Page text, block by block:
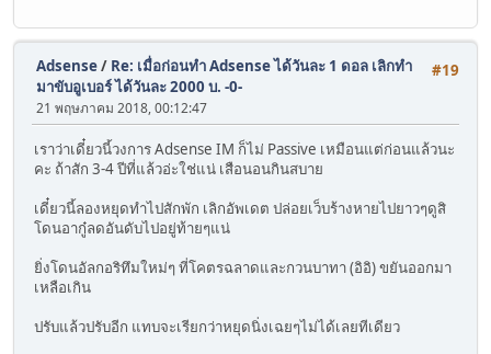
#19
Adsense/ Re: เมื่อก่อนทำ Adsense ได้วันละ 1 ดอล เลิกทำ
มาขับอูเบอร์ ได้วันละ 2000 บ. -0-
21 พฤษภาคม 2018, 00:12:47
เราว่าเดี๋ยวนี้วงการ Adsense IM ก็ไม่ Passive เหมือนแต่ก่อนแล้วนะ
คะ ถ้าสัก 3-4 ปีที่แล้วอ่ะใช่แน่ เสือนอนกินสบาย
เดี๋ยวนี้ลองหยุดทำไปสักพัก เลิกอัพเดต ปล่อยเว็บร้างหายไปยาวๆดูสิ
โดนอากู๋ลดอันดับไปอยู่ท้ายๆแน่
ยิ่งโดนอัลกอริทึมใหม่ๆ ที่โคตรฉลาดและกวนบาทา (อิอิ) ขยันออกมา
เหลือเกิน
ปรับแล้วปรับอีก แทบจะเรียกว่าหยุดนิ่งเฉยๆไม่ได้เลยทีเดียว